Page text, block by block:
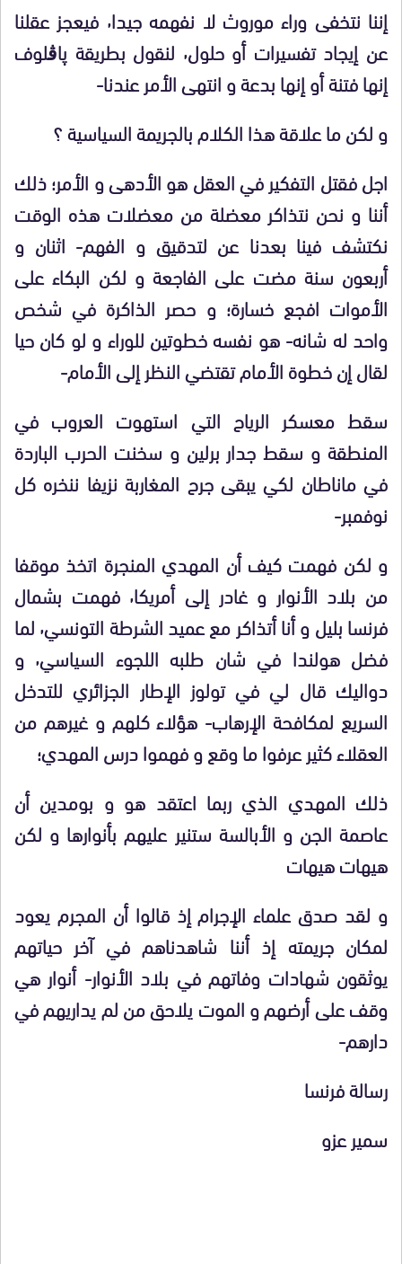
إننا نتخفى وراء موروث لا نفهمه جيدا٬ فيعجز عقلنا
عن إيجاد تفسيرات أو حلول٬ لنقول بطريقة پاڨلوف
إنها فتنة أو إنها بدعة و انتهى الأمر عندنا-
و لكن ما علاقة هذا الكلام بالجريمة السياسية ؟
اجل فقتل التفكير في العقل هو الأدهى و الأمر؛ ذلك
أننا و نحن نتذاكر معضلة من معضلات هذه الوقت
نكتشف فينا بعدنا عن لتدقيق و الفهم- اثنان و
أربعون سنة مضت على الفاجعة و لكن البكاء على
الأموات افجع خسارة؛ و حصر الذاكرة في شخص
واحد له شانه- هو نفسه خطوتين للوراء و لو كان حيا
لقال إن خطوة الأمام تقتضي النظر إلى الأمام-
سقط معسكر الرياح التي استهوت العروب في
المنطقة و سقط جدار برلين و سخنت الحرب الباردة
في ماناطان لكي يبقى جرح المغاربة نزيفا ننخره كل
نوفمبر-
و لكن فهمت كيف أن المهدي المنجرة اتخذ موقفا
من بلاد الأنوار و غادر إلى أمريكا٬ فهمت بشمال
فرنسا بليل و أنا أتذاكر مع عميد الشرطة التونسي٬ لما
فضل هولندا في شان طلبه اللجوء السياسي٬ و
دواليك قال لي في تولوز الإطار الجزائري للتدخل
السريع لمكافحة الإرهاب- هؤلاء كلهم و غيرهم من
العقلاء كثير عرفوا ما وقع و فهموا درس المهدي؛
ذلك المهدي الذي ربما اعتقد هو و بومدين أن
عاصمة الجن و الأبالسة ستنير عليهم بأنوارها و لكن
هيهات هيهات
و لقد صدق علماء الإجرام إذ قالوا أن المجرم يعود
لمكان جريمته إذ أننا شاهدناهم في آخر حياتهم
يوثقون شهادات وفاتهم في بلاد الأنوار- أنوار هي
وقف على أرضهم و الموت يلاحق من لم يداريهم في
دارهم-
رسالة فرنسا
سمير عزو